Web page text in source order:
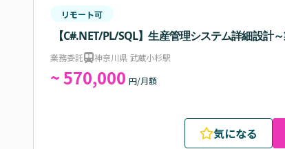
リモート可
【C#.NET/PL/SQL】生産管理システム詳細設計
業務委託 神奈川県 武蔵小杉駅
~ 570,000 円/月額
気になる